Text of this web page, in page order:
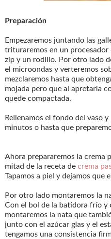
Preparación
Empezaremos juntando las
trituraremos en un procesador
zip y un rodillo. Por otro lado
el microondas y verteremos
mezclaremos hasta que
mojada pero que al apretarla
quede compactada.
Rellenamos el fondo del vaso
minutos o hasta que
Ahora prepararemos la crema
mitad de la receta de crema
Tapamos a piel y dejamos que
Por otro lado montaremos la
Con el bol de la batidora frío y
montaremos la nata que
junto con el azúcar glas y el
tengamos una consistencia